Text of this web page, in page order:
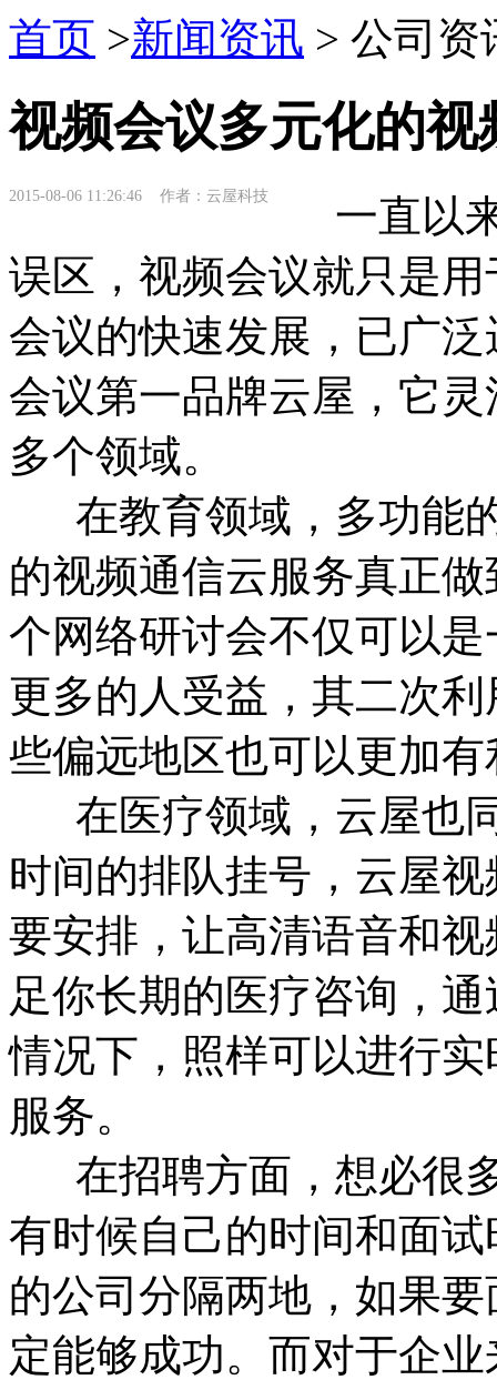
首页 >新闻资讯 > 公司资
视频会议多元化的
2015-08-06 11:26:46 作者：云屋科技
一直以来
误区，视频会议就只是
会议的快速发展，已广
会议第一品牌云屋，它
多个领域。
在教育领域，多功能
的视频通信云服务真正
个网络研讨会不仅可以
更多的人受益，其二次
些偏远地区也可以更加
在医疗领域，云屋也
时间的排队挂号，云屋
要安排，让高清语音和
足你长期的医疗咨询，
情况下，照样可以进行
服务。
在招聘方面，想必很
有时候自己的时间和面
的公司分隔两地，如果
定能够成功。而对于企